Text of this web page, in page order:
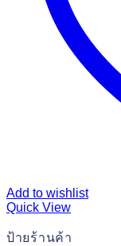
Add to wishlist
Quick View
ป้ายร้านค้า